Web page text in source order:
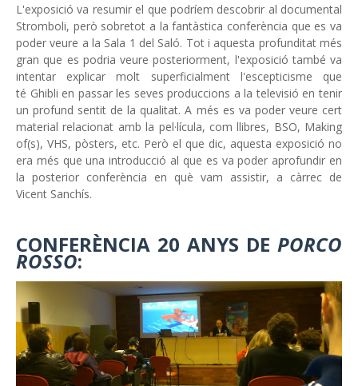
L'exposició va resumir el que podríem descobrir al documental
Stromboli, però sobretot a la fantàstica conferència que es va
poder veure a la Sala 1 del Saló. Tot i aquesta profunditat més
gran que es podria veure posteriorment, l'exposició també va
intentar explicar molt superficialment l'escepticisme que
té Ghibli en passar les seves produccions a la televisió en tenir
un profund sentit de la qualitat. A més es va poder veure cert
material relacionat amb la pel·lícula, com llibres, BSO, Making
of(s), VHS, pòsters, etc. Però el que dic, aquesta exposició no
era més que una introducció al que es va poder aprofundir en
la posterior conferència en què vam assistir, a càrrec de
Vicent Sanchís.
CONFERÈNCIA 20 ANYS DE PORCO
ROSSO: